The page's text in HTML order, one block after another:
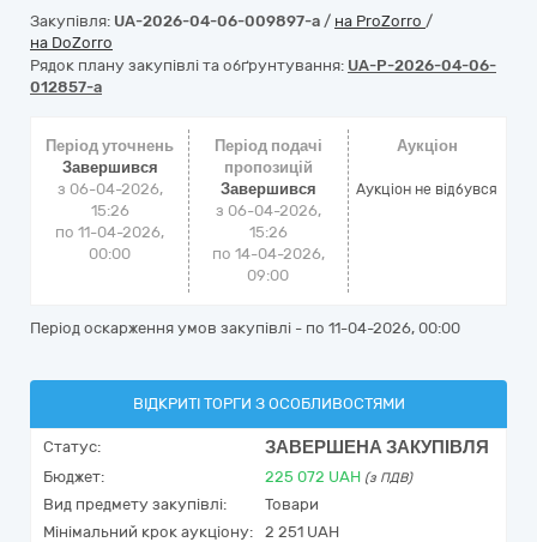
Закупівля: UA-2026-04-06-009897-a / на ProZorro /
на DoZorro
Рядок плану закупівлі та обґрунтування: UA-P-2026-04-06-
012857-a
Період уточнень
Завершився
з 06-04-2026,
15:26
по 11-04-2026,
00:00
Період подачі
пропозицій
Завершився
з 06-04-2026,
15:26
по 14-04-2026,
09:00
Аукціон
Аукціон не відбувся
Період оскарження умов закупівлі - по 11-04-2026, 00:00
ВІДКРИТІ ТОРГИ З ОСОБЛИВОСТЯМИ
Статус: ЗАВЕРШЕНА ЗАКУПІВЛЯ
Бюджет: 225 072 UAH (з ПДВ)
Вид предмету закупівлі:
Товари
Мінімальний крок аукціону:
2 251 UAH